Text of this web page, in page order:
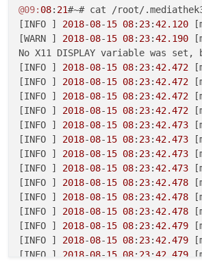
.  Download-Timeout [s]: 250
.  max. Download-Restart : 5
.  max. Download-Restart-Http: 10
.  Download weiterführen in [s]:
.  Download Fehlermeldung
.  Downoadprogress anzeigen: true
. User-Agent : MediathekView
.
.
. ========== ==========
. DURATION 0 :  Konfig lesen  [ 142
. Klasse:
.    Konfig lesen Anzahl : 1
. ========== ==========
. Liste Filme lesen von: /root/
insgesamt 20
drwxr-xr-x 2 root root 4096
drwxrwxr-x 3 root jochen 4096
-rw-r--r-- 1 root root 12288
@08:28 : 23
@09: 08: 21#~# cat /root/
[INFO ] 2018-08-15 08: 23:42.120
[WARN ] 2018-08-15 08: 23:42.190
No X11 DISPLAY variable was
[INFO ] 2018-08-15 08: 23:42.472
[INFO ] 2018-08-15 08: 23:42.472
[INFO ] 2018-08-15 08: 23:42.472
[INFO ] 2018-08-15 08: 23:42.472
[INFO ] 2018-08-15 08: 23:42.473
[INFO ] 2018-08-15 08: 23:42.473
[INFO ] 2018-08-15 08: 23:42.473
[INFO ] 2018-08-15 08: 23:42.473
[INFO ] 2018-08-15 08: 23:42.478
[INFO ] 2018-08-15 08: 23:42.478
[INFO ] 2018-08-15 08: 23:42.478
[INFO ] 2018-08-15 08: 23:42.479
[INFO ] 2018-08-15 08: 23:42.479
[INFO ] 2018-08-15 08: 23:42.479